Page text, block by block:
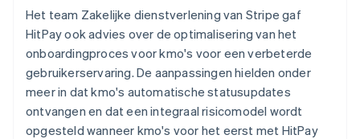
Het team Zakelijke dienstverlening van Stripe gaf
HitPay ook advies over de optimalisering van het
onboardingproces voor kmo's voor een verbeterde
gebruikerservaring. De aanpassingen hielden onder
meer in dat kmo's automatische statusupdates
ontvangen en dat een integraal risicomodel wordt
opgesteld wanneer kmo's voor het eerst met HitPay